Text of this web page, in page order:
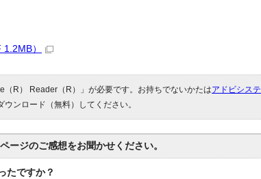
）
（R） Reader（R）」が必要です。お持ちでないかたはアドビシステ
ウンロード（無料）してください。
ージのご感想をお聞かせください。
たですか？